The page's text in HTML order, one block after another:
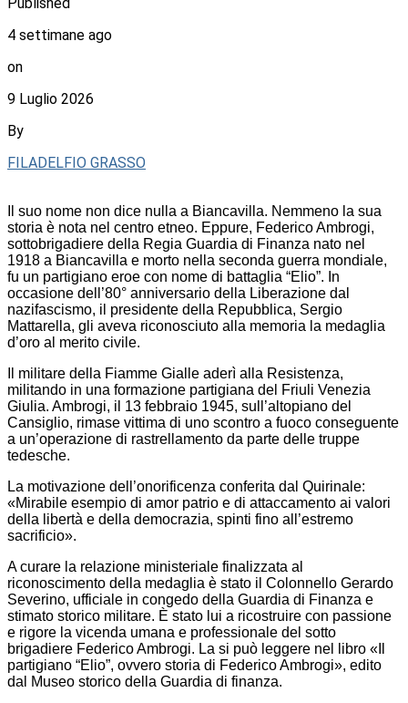
4 settimane ago
on
9 Luglio 2026
By
FILADELFIO GRASSO
Il suo nome non dice nulla a Biancavilla. Nemmeno la sua
storia è nota nel centro etneo. Eppure, Federico Ambrogi,
sottobrigadiere della Regia Guardia di Finanza nato nel
1918 a Biancavilla e morto nella seconda guerra mondiale,
fu un partigiano eroe con nome di battaglia “Elio”. In
occasione dell’80° anniversario della Liberazione dal
nazifascismo, il presidente della Repubblica, Sergio
Mattarella, gli aveva riconosciuto alla memoria la medaglia
d’oro al merito civile.
Il militare della Fiamme Gialle aderì alla Resistenza,
militando in una formazione partigiana del Friuli Venezia
Giulia. Ambrogi, il 13 febbraio 1945, sull’altopiano del
Cansiglio, rimase vittima di uno scontro a fuoco conseguente
a un’operazione di rastrellamento da parte delle truppe
tedesche.
La motivazione dell’onorificenza conferita dal Quirinale:
«Mirabile esempio di amor patrio e di attaccamento ai valori
della libertà e della democrazia, spinti fino all’estremo
sacrificio».
A curare la relazione ministeriale finalizzata al
riconoscimento della medaglia è stato il Colonnello Gerardo
Severino, ufficiale in congedo della Guardia di Finanza e
stimato storico militare. È stato lui a ricostruire con passione
e rigore la vicenda umana e professionale del sotto
brigadiere Federico Ambrogi. La si può leggere nel libro «Il
partigiano “Elio”, ovvero storia di Federico Ambrogi», edito
dal Museo storico della Guardia di finanza.